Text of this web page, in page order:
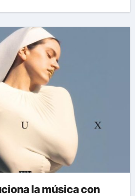
la música con